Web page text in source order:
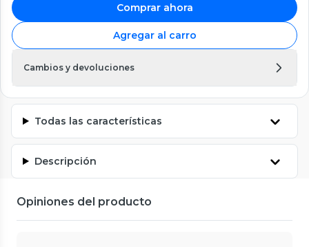
Comprar ahora
Agregar al carro
Cambios y devoluciones
Todas las características
Descripción
Opiniones del producto